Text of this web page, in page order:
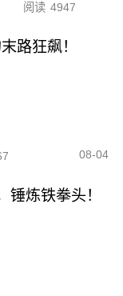
阅读 4947
路狂飙！
08-04
锤炼铁拳头！